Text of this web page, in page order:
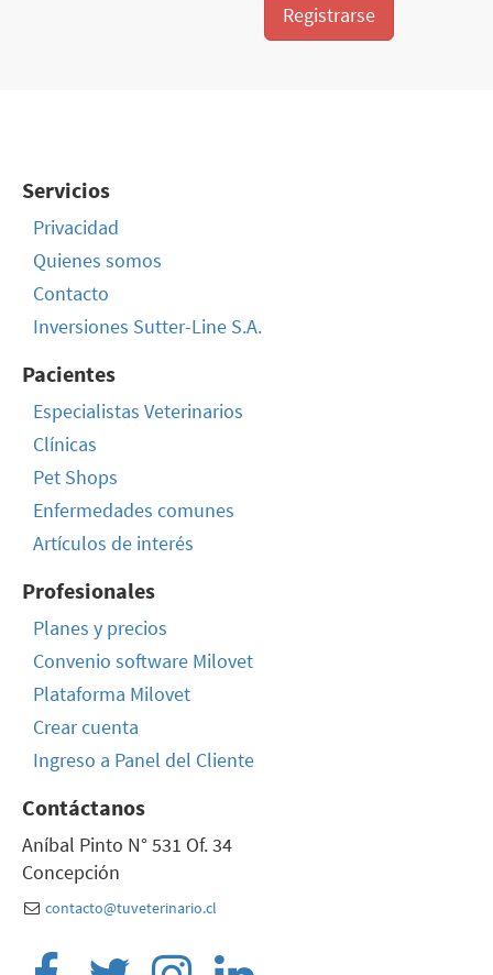
Registrarse
Servicios
Privacidad
Quienes somos
Contacto
Inversiones Sutter-Line S.A.
Pacientes
Especialistas Veterinarios
Clínicas
Pet Shops
Enfermedades comunes
Artículos de interés
Profesionales
Planes y precios
Convenio software Milovet
Plataforma Milovet
Crear cuenta
Ingreso a Panel del Cliente
Contáctanos
Aníbal Pinto N° 531 Of. 34
Concepción
contacto@tuveterinario.cl